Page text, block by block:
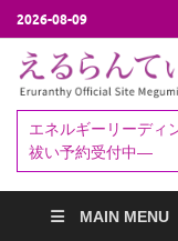
2026-08-09
エネルギーリーディ
祓い予約受付中―
MAIN MENU